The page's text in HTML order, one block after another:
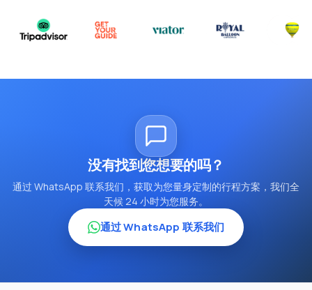
没有找到您想要的吗？
通过 WhatsApp 联系我们，获取为您量身定制的行程方案，我们全
天候 24 小时为您服务。
通过 WhatsApp 联系我们